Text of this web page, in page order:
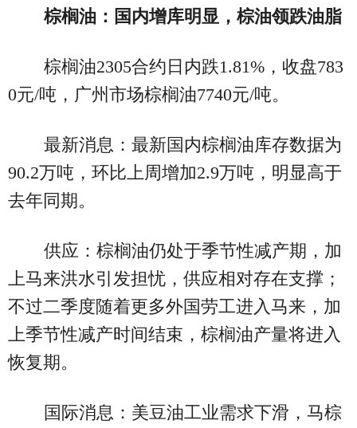
棕榈油：国内增库明显，棕油领跌油脂
棕榈油2305合约日内跌1.81%，收盘783
0元/吨，广州市场棕榈油7740元/吨。
最新消息：最新国内棕榈油库存数据为
90.2万吨，环比上周增加2.9万吨，明显高于
去年同期。
供应：棕榈油仍处于季节性减产期，加
上马来洪水引发担忧，供应相对存在支撑；
不过二季度随着更多外国劳工进入马来，加
上季节性减产时间结束，棕榈油产量将进入
恢复期。
国际消息：美豆油工业需求下滑，马棕